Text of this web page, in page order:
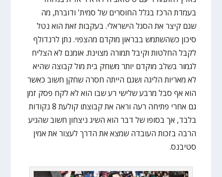
בעמדת הרכז בגלל החוסרים של סמית' ודוברת, מה
שגם קיצר את הסגל הישראלי. בעקבות זאת הוא נטל
סיכון כשהשתמש בבראון מוקדם מהצפוי. נתן לרנדולף
לקבל החלטות וקיבל תמורה מצוינת. אומנם לא הצליח
לגמור בשלב מוקדם יותר משחק בית מול קבוצה שהיא
לא מאריות הליגה ושגם הייתה חסרה שחקן חשוב כאשר
הוא אף סבל מרבע שלישי רע שבו הוא לא לקח פסק זמן
גם אחרי פתיחה רעה וראה את קבוצתו קולעת 8 נקודות
בלבד, אך בסופו של דבר הוא השיג ניצחון חשוב שהגיע
הרבה בזכות העובדה שמצא את הדרך לעצור את אמין
סטיבנס.